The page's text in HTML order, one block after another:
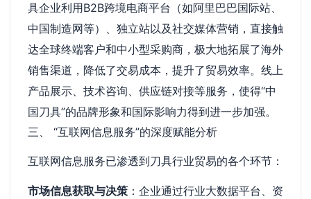
具企业利用B2B跨境电商平台（如阿里巴巴国际站、
中国制造网等）、独立站以及社交媒体营销，直接触
达全球终端客户和中小型采购商，极大地拓展了海外
销售渠道，降低了交易成本，提升了贸易效率。线上
产品展示、技术咨询、供应链对接等服务，使得“中
国刀具”的品牌形象和国际影响力得到进一步加强。
三、 “互联网信息服务”的深度赋能分析
互联网信息服务已渗透到刀具行业贸易的各个环节：
市场信息获取与决策 ：企业通过行业大数据平台、资